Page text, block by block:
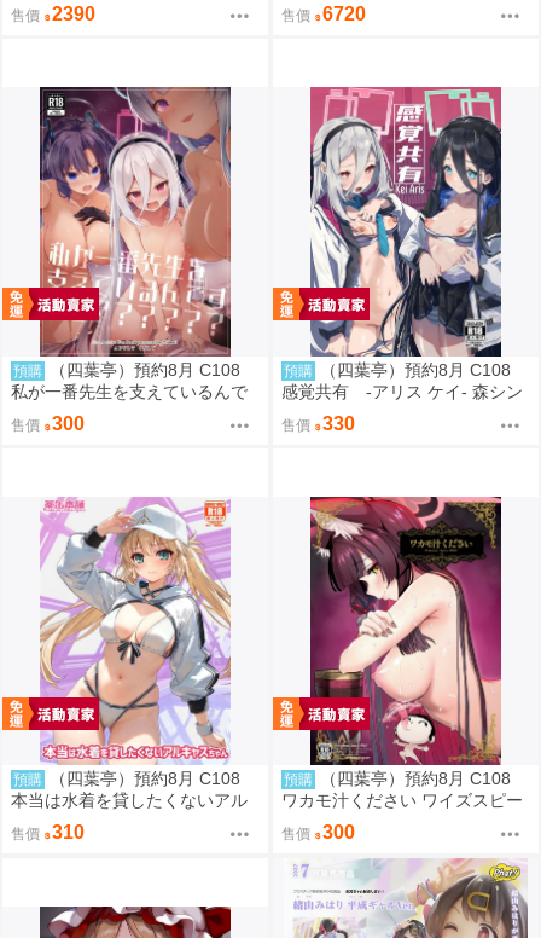
RD 聖王國篇 雅兒貝德 0918
售價 2390
混飯吃。44:CLOUDY BEACH 藍
光BD 幽鬼抱枕套限定版
售價 6720
預購
（四葉亭）預約8月 C108
私が一番先生を支えているんで
すけど みどり
售價 300
預購
（四葉亭）預約8月 C108
感覚共有 -アリス ケイ- 森シン
リスク
售價 330
預購
（四葉亭）預約8月 C108
本当は水着を貸したくないアル
キャスちゃん いのうえとみい
售價 310
預購
（四葉亭）預約8月 C108
ワカモ汁ください ワイズスピー
ク
售價 300